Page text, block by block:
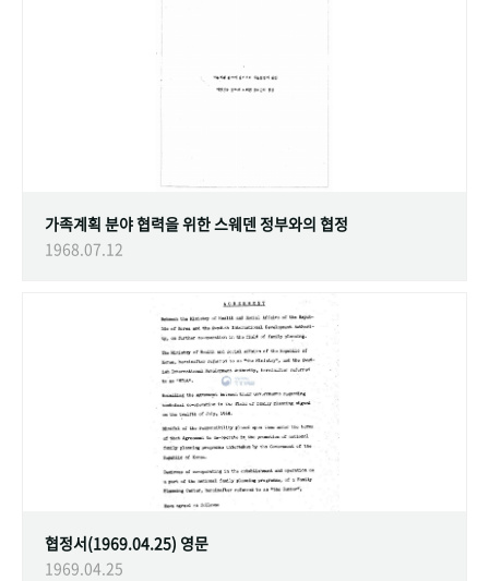
가족계획 분야 협력을 위한 스웨덴 정부와의 협정
1968.07.12
협정서(1969.04.25) 영문
1969.04.25